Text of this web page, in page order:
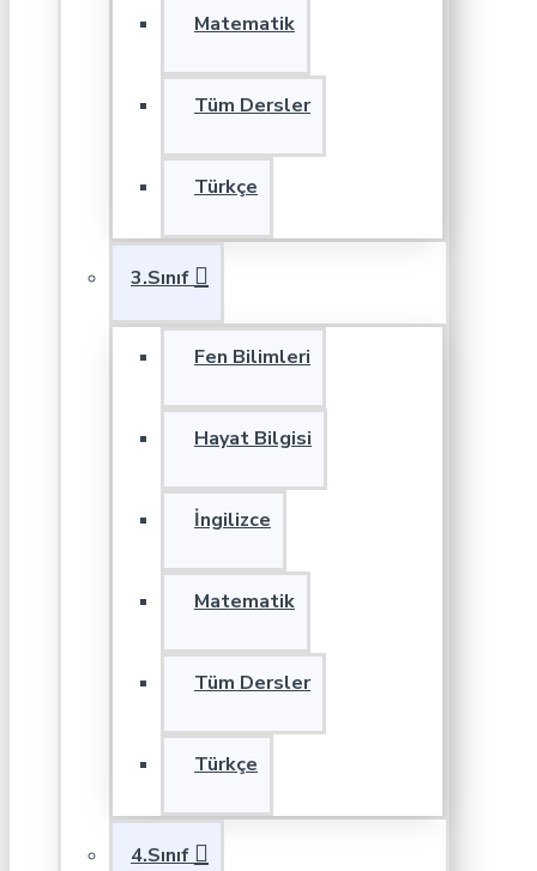
Matematik
Tüm Dersler
Türkçe
3.Sınıf
Fen Bilimleri
Hayat Bilgisi
İngilizce
Matematik
Tüm Dersler
Türkçe
4.Sınıf